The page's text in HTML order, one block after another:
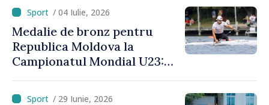
/ 04 Iulie, 2026
Medalie de bronz pentru
Republica Moldova la
Campionatul Mondial U23:
urcat pe podium
/ 29 Iunie, 2026